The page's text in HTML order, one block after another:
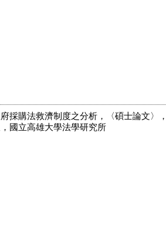
採購法救濟制度之分析，〈碩士論文〉
國立高雄大學法學研究所